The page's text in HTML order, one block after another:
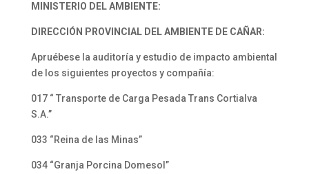
MINISTERIO DEL AMBIENTE:
DIRECCIÓN PROVINCIAL DEL AMBIENTE DE CAÑAR:
Apruébese la auditoría y estudio de impacto ambiental
de los siguientes proyectos y compañía:
017 “ Transporte de Carga Pesada Trans Cortialva
S.A.”
033 “Reina de las Minas”
034 “Granja Porcina Domesol”